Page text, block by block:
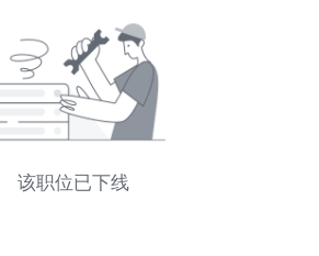
该职位已下线